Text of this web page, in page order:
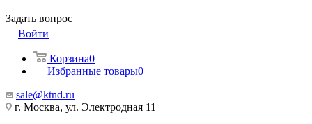
Задать вопрос
Войти
Корзина0
Избранные товары0
sale@ktnd.ru
г. Москва, ул. Электродная 11